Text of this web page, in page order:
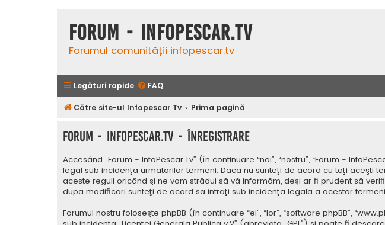
Forum - InfoPescar.Tv
Forumul comunității infopescar.tv
Legături rapide FAQ
Către site-ul Infopescar Tv Prima pagină
Forum - InfoPescar.Tv - Înregistrare
Accesând „Forum - InfoPescar.Tv” (în continuare “noi”, “nostru”, “Forum -
legal sub incidenţa următorilor termeni. Dacă nu sunteţi de acord cu toţi aceşti
aceste reguli oricând şi ne vom strădui să vă informăm, deşi ar fi prudent să
după modificări sunteţi de acord să intraţi sub incidenţa legală a acestor
Forumul nostru foloseşte phpBB (în continuare “ei”, “lor”, “software phpBB”,